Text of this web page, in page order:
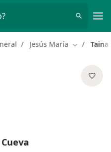
Jesús María Cambiar
Taina